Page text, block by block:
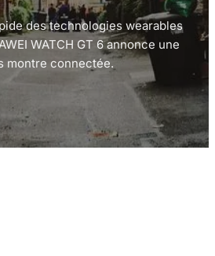
des technologies wearables
WATCH GT 6 annonce une
montre connectée.